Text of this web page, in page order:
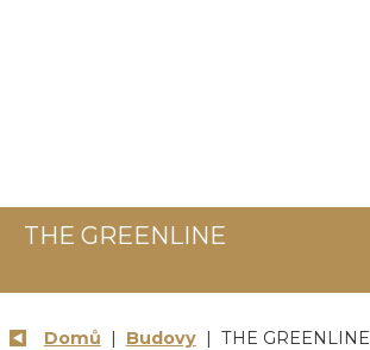
THE GREENLINE
Domů | Budovy| THE GREENLINE